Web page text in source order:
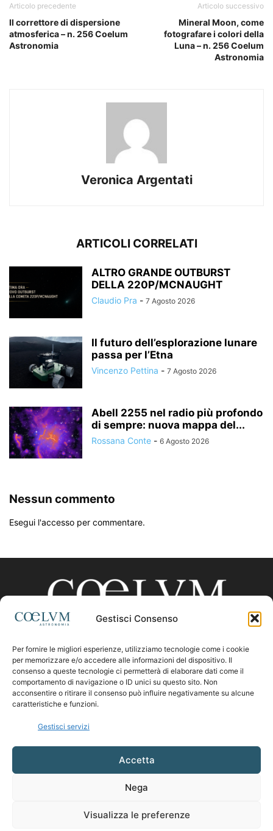
Gestisci Consenso
Per fornire le migliori esperienze, utilizziamo tecnologie come i cookie
per memorizzare e/o accedere alle informazioni del dispositivo. Il
consenso a queste tecnologie ci permetterà di elaborare dati come il
comportamento di navigazione o ID unici su questo sito. Non
acconsentire o ritirare il consenso può influire negativamente su alcune
caratteristiche e funzioni.
Gestisci servizi
Accetta
Nega
Visualizza le preferenze
Articolo precedente
Il correttore di dispersione
atmosferica – n. 256 Coelum
Astronomia
Articolo successivo
Mineral Moon, come
fotografare i colori della
Luna – n. 256 Coelum
Astronomia
Veronica Argentati
ARTICOLI CORRELATI
ALTRO GRANDE OUTBURST
DELLA 220P/MCNAUGHT
Claudio Pra - 7 Agosto 2026
Il futuro dell’esplorazione lunare
passa per l’Etna
Vincenzo Pettina - 7 Agosto 2026
Abell 2255 nel radio più profondo
di sempre: nuova mappa del...
Rossana Conte - 6 Agosto 2026
Nessun commento
Esegui l'accesso per commentare.
CHI SIAMO
Contattaci:coelumastro@coelum.com